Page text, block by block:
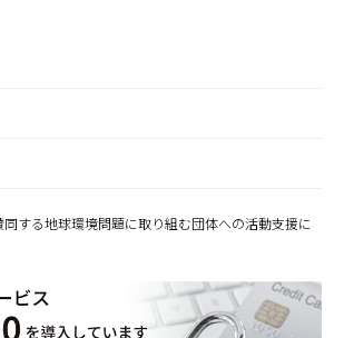
する地球環境問題に取り組む団体への活動支援に